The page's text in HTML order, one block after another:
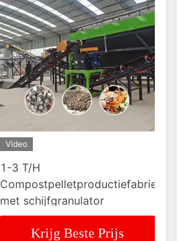
Video
1-3 T/H
Compostpelletproductiefabriek
met schijfgranulator
Krijg Beste Prijs